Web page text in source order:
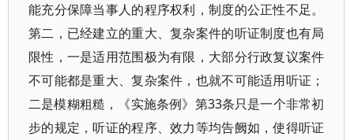
能充分保障当事人的程序权利，制度的公正性不足。
第二，已经建立的重大、复杂案件的听证制度也有局
限性，一是适用范围极为有限，大部分行政复议案件
不可能都是重大、复杂案件，也就不可能适用听证；
二是模糊粗糙，《实施条例》第33条只是一个非常初
步的规定，听证的程序、效力等均告阙如，使得听证